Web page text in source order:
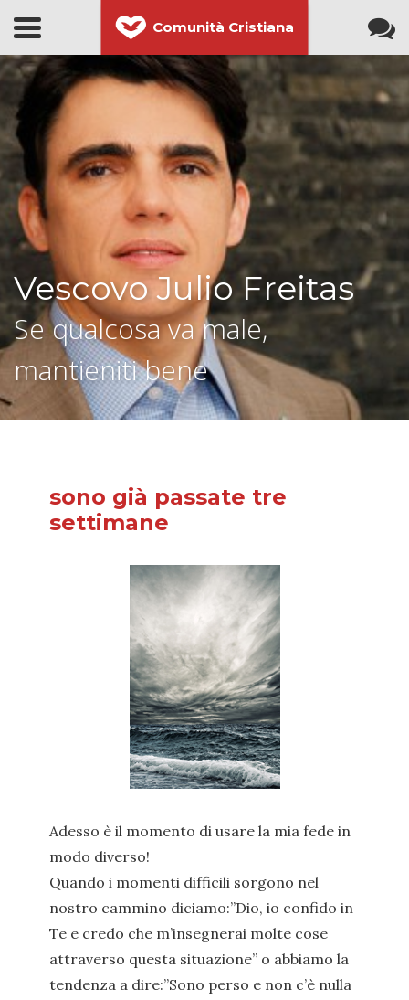
Comunità Cristiana
Vescovo Julio Freitas
Se qualcosa va male,
mantieniti bene
sono già passate tre
settimane
Adesso è il momento di usare la mia fede in
modo diverso!
Quando i momenti difficili sorgono nel
nostro cammino diciamo:”Dio, io confido in
Te e credo che m’insegnerai molte cose
attraverso questa situazione” o abbiamo la
tendenza a dire:”Sono perso e non c’è nulla